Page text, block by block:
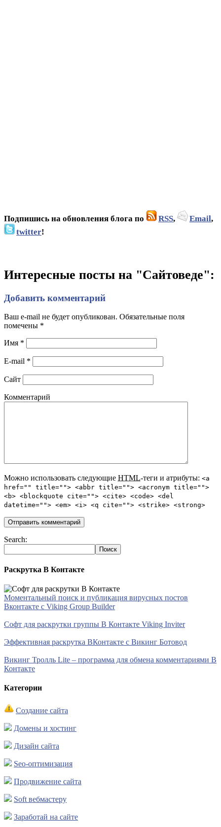
Подпишись на обновления блога по RSS, Email,
twitter!
Интересные посты на "Сайтоведе":
Добавить комментарий
Ваш e-mail не будет опубликован. Обязательные поля
помечены *
Имя *
E-mail *
Сайт
Комментарий
Можно использовать следующие HTML-теги и атрибуты: <a
href="" title=""> <abbr title=""> <acronym title="">
<b> <blockquote cite=""> <cite> <code> <del
datetime=""> <em> <i> <q cite=""> <strike> <strong>
Search:
Раскрутка В Контакте
Моментальный поиск и публикация вирусных постов
Вконтакте с Viking Group Builder
Софт для раскрутки группы В Контакте Viking Inviter
Эффективная раскрутка ВКонтакте с Викинг Ботовод
Викинг Тролль Lite – программа для обмена комментариями В
Контакте
Категории
Создание сайта
Домены и хостинг
Дизайн сайта
Seo-оптимизация
Продвижение сайта
Soft вебмастеру
Заработай на сайте